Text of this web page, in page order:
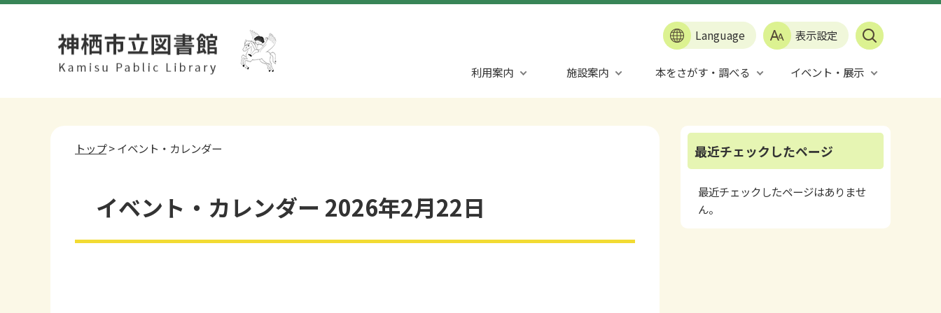
Language 表示設定
利用案内 施設案内 本をさがす・調べる イベント・展示
トップ> イベント・カレンダー
イベント・カレンダー 2026年2月22日
最近チェックしたページ
最近チェックしたページはありませ
ん。